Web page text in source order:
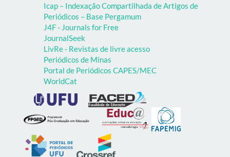
Icap – Indexação Compartilhada de Artigos de
Periódicos – Base Pergamum
J4F - Journals for Free
JournalSeek
LivRe - Revistas de livre acesso
Periódicos de Minas
Portal de Periódicos CAPES/MEC
WorldCat